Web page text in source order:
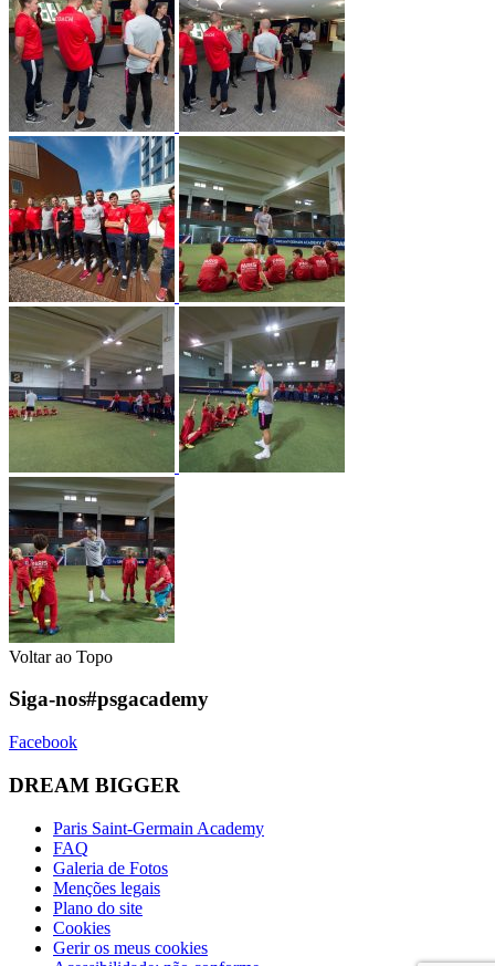
Voltar ao Topo
Siga-nos#psgacademy
Facebook
DREAM BIGGER
Paris Saint-Germain Academy
FAQ
Galeria de Fotos
Menções legais
Plano do site
Cookies
Gerir os meus cookies